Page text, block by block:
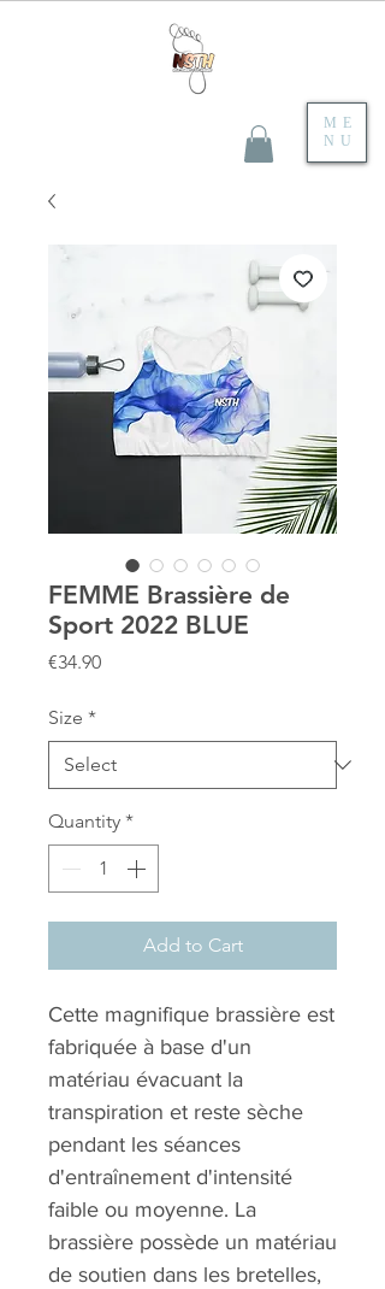
ME
NU
FEMME Brassière de
Sport 2022 BLUE
€34.90Price
Size *
Quantity *
Add to Cart
Cette magnifique brassière est
fabriquée à base d'un
matériau évacuant la
transpiration et reste sèche
pendant les séances
d'entraînement d'intensité
faible ou moyenne. La
brassière possède un matériau
de soutien dans les bretelles,